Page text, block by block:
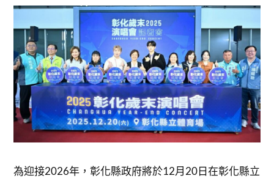
為迎接2026年，彰化縣政府將於12月20日在彰化縣立